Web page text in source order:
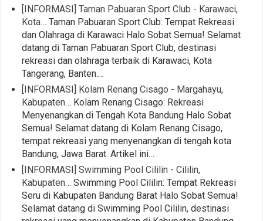
[INFORMASI] Taman Pabuaran Sport Club - Karawaci,
Kota… Taman Pabuaran Sport Club: Tempat Rekreasi
dan Olahraga di Karawaci Halo Sobat Semua! Selamat
datang di Taman Pabuaran Sport Club, destinasi
rekreasi dan olahraga terbaik di Karawaci, Kota
Tangerang, Banten.…
[INFORMASI] Kolam Renang Cisago - Margahayu,
Kabupaten… Kolam Renang Cisago: Rekreasi
Menyenangkan di Tengah Kota Bandung Halo Sobat
Semua! Selamat datang di Kolam Renang Cisago,
tempat rekreasi yang menyenangkan di tengah kota
Bandung, Jawa Barat. Artikel ini…
[INFORMASI] Swimming Pool Cililin - Cililin,
Kabupaten… Swimming Pool Cililin: Tempat Rekreasi
Seru di Kabupaten Bandung Barat Halo Sobat Semua!
Selamat datang di Swimming Pool Cililin, destinasi